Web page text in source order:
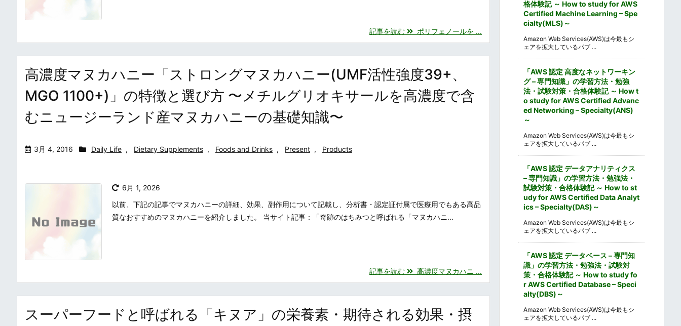
記事を読む ポリフェノールを ...
高濃度マヌカハニー「ストロングマヌカハニー(UMF活性強度39+、
MGO 1100+)」の特徴と選び方 〜メチルグリオキサールを高濃度で含
むニュージーランド産マヌカハニーの基礎知識〜
3月 4, 2016 Daily Life , Dietary Supplements , Foods and Drinks , Present , Products
6月 1, 2026
以前、下記の記事でマヌカハニーの詳細、効果、副作用について記載し、分析書・認定証付属で医療用でもある高品
質なおすすめのマヌカハニーを紹介しました。 当サイト記事：「奇跡のはちみつと呼ばれる「マヌカハニ...
記事を読む 高濃度マヌカハニ ...
スーパーフードと呼ばれる「キヌア」の栄養素・期待される効果・摂
格体験記 ～ How to study for AWS
Certified Machine Learning – Spe
cialty(MLS)～
Amazon Web Services(AWS)は今最もシ
ェアを拡大しているパブ ...
「AWS 認定 高度なネットワーキン
グ – 専門知識」の学習方法・勉強
法・試験対策・合格体験記 ～ How t
o study for AWS Certified Advanc
ed Networking – Specialty(ANS)
～
Amazon Web Services(AWS)は今最もシ
ェアを拡大しているパブ ...
「AWS 認定 データアナリティクス
– 専門知識」の学習方法・勉強法・
試験対策・合格体験記 ～ How to st
udy for AWS Certified Data Analyt
ics – Specialty(DAS)～
Amazon Web Services(AWS)は今最もシ
ェアを拡大しているパブ ...
「AWS 認定 データベース – 専門知
識」の学習方法・勉強法・試験対
策・合格体験記 ～ How to study fo
r AWS Certified Database – Speci
alty(DBS)～
Amazon Web Services(AWS)は今最もシ
ェアを拡大しているパブ ...